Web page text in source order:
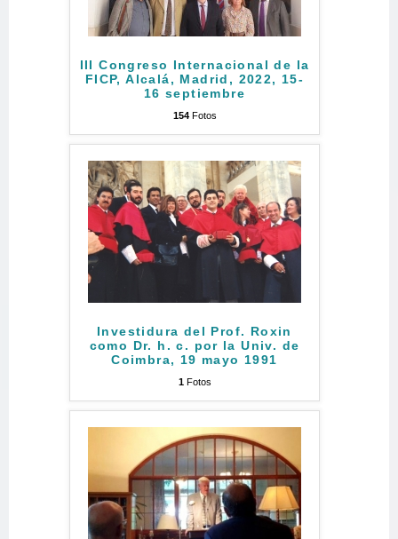
III Congreso Internacional de la
FICP, Alcalá, Madrid, 2022, 15-
16 septiembre
154Fotos
Investidura del Prof. Roxin
como Dr. h. c. por la Univ. de
Coimbra, 19 mayo 1991
1Fotos